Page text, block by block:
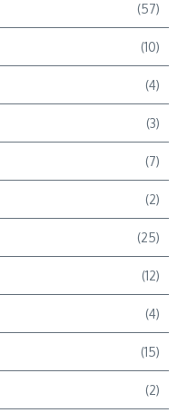
(57)
(10)
(4)
(3)
(7)
(2)
(25)
(12)
(4)
(15)
(2)